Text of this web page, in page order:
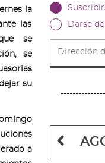
la
las
se
se
su
a
Darse
de
correo
Mes